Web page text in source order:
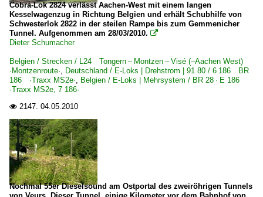
Cobra-Lok 2824 verlässt Aachen-West mit einem langen
Kesselwagenzug in Richtung Belgien und erhält Schubhilfe von
Schwesterlok 2822 in der steilen Rampe bis zum Gemmenicher
Tunnel. Aufgenommen am 28/03/2010. 
Dieter Schumacher
Belgien / Strecken / L24 Tongern – Montzen – Visé (–Aachen West)
·Montzenroute·, Deutschland / E-Loks | Drehstrom | 91 80 / 6 186 BR
186 ·Traxx MS2e·, Belgien / E-Loks | Mehrsystem / BR 28 · E 186
·Traxx MS2e, 7 186·
 2147. 04.05.2010
Nochmal 55er Dieselsound am Ostportal des zweiröhrigen Tunnels